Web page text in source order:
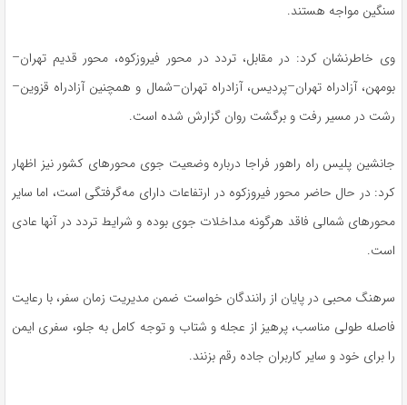
سنگین مواجه هستند.
وی خاطرنشان کرد: در مقابل، تردد در محور فیروزکوه، محور قدیم تهران–
بومهن، آزادراه تهران–پردیس، آزادراه تهران–شمال و همچنین آزادراه قزوین–
رشت در مسیر رفت و برگشت روان گزارش شده است.
جانشین پلیس راه راهور فراجا درباره وضعیت جوی محور‌های کشور نیز اظهار
کرد: در حال حاضر محور فیروزکوه در ارتفاعات دارای مه‌گرفتگی است، اما سایر
محور‌های شمالی فاقد هرگونه مداخلات جوی بوده و شرایط تردد در آنها عادی
است.
سرهنگ محبی در پایان از رانندگان خواست ضمن مدیریت زمان سفر، با رعایت
فاصله طولی مناسب، پرهیز از عجله و شتاب و توجه کامل به جلو، سفری ایمن
را برای خود و سایر کاربران جاده رقم بزنند.